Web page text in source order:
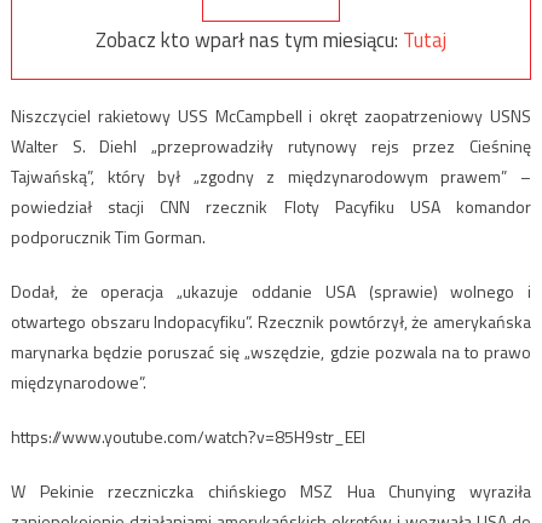
Zobacz kto wparł nas tym miesiącu: Tutaj
Niszczyciel rakietowy USS McCampbell i okręt zaopatrzeniowy USNS
Walter S. Diehl „przeprowadziły rutynowy rejs przez Cieśninę
Tajwańską”, który był „zgodny z międzynarodowym prawem” –
powiedział stacji CNN rzecznik Floty Pacyfiku USA komandor
podporucznik Tim Gorman.
Dodał, że operacja „ukazuje oddanie USA (sprawie) wolnego i
otwartego obszaru Indopacyfiku”. Rzecznik powtórzył, że amerykańska
marynarka będzie poruszać się „wszędzie, gdzie pozwala na to prawo
międzynarodowe”.
https://www.youtube.com/watch?v=85H9str_EEI
W Pekinie rzeczniczka chińskiego MSZ Hua Chunying wyraziła